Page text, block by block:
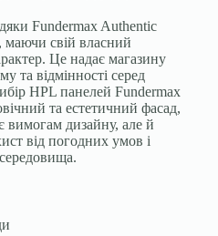
Fundermax Authentic
маючи свій власний
Це надає магазину
відмінності серед
HPL панелей Fundermax
та естетичний фасад,
вимогам дизайну, але й
від погодних умов і